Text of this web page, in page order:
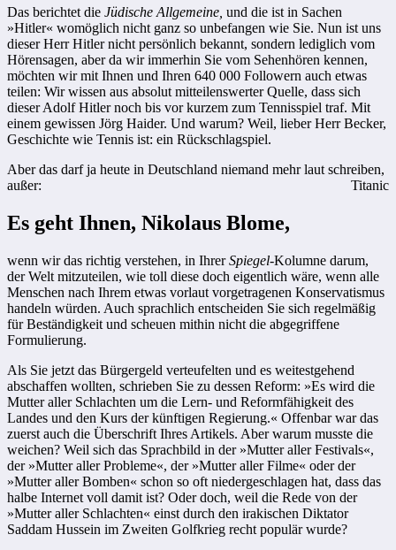
Das berichtet die Jüdische Allgemeine, und die ist in Sachen
»Hitler« womöglich nicht ganz so unbefangen wie Sie. Nun ist uns
dieser Herr Hitler nicht persönlich bekannt, sondern lediglich vom
Hörensagen, aber da wir immerhin Sie vom Sehenhören kennen,
möchten wir mit Ihnen und Ihren 640 000 Followern auch etwas
teilen: Wir wissen aus absolut mitteilenswerter Quelle, dass sich
dieser Adolf Hitler noch bis vor kurzem zum Tennisspiel traf. Mit
einem gewissen Jörg Haider. Und warum? Weil, lieber Herr Becker,
Geschichte wie Tennis ist: ein Rückschlagspiel.
Aber das darf ja heute in Deutschland niemand mehr laut schreiben,
außer:
Titanic
Es geht Ihnen, Nikolaus Blome,
wenn wir das richtig verstehen, in IhrerSpiegel-Kolumne darum,
der Welt mitzuteilen, wie toll diese doch eigentlich wäre, wenn alle
Menschen nach Ihrem etwas vorlaut vorgetragenen Konservatismus
handeln würden. Auch sprachlich entscheiden Sie sich regelmäßig
für Beständigkeit und scheuen mithin nicht die abgegriffene
Formulierung.
Als Sie jetzt das Bürgergeld verteufelten und es weitestgehend
abschaffen wollten, schrieben Sie zu dessen Reform: »Es wird die
Mutter aller Schlachten um die Lern- und Reformfähigkeit des
Landes und den Kurs der künftigen Regierung.« Offenbar war das
zuerst auch die Überschrift Ihres Artikels. Aber warum musste die
weichen? Weil sich das Sprachbild in der »Mutter aller Festivals«,
der »Mutter aller Probleme«, der »Mutter aller Filme« oder der
»Mutter aller Bomben« schon so oft niedergeschlagen hat, dass das
halbe Internet voll damit ist? Oder doch, weil die Rede von der
»Mutter aller Schlachten« einst durch den irakischen Diktator
Saddam Hussein im Zweiten Golfkrieg recht populär wurde?